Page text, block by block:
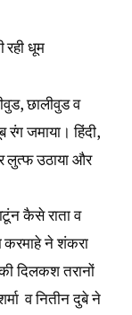
छालीवुड व
जमाया। हिंदी,
लुत्फ उठाया और
कैसे राता व
करमाहे ने शंकरा
दिलकश तरानों
व नितीन दुबे ने